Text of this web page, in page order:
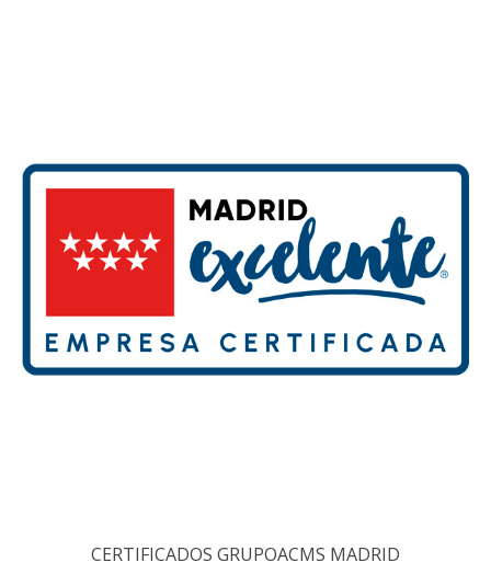
CERTIFICADOS GRUPOACMS MADRID